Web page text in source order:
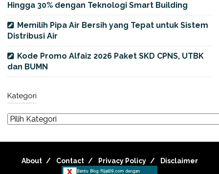
Hingga 30% dengan Teknologi Smart Building
Memilih Pipa Air Bersih yang Tepat untuk Sistem
Distribusi Air
Kode Promo Alfaiz 2026 Paket SKD CPNS, UTBK
dan BUMN
Kategori
About Contact Privacy Policy Disclaimer